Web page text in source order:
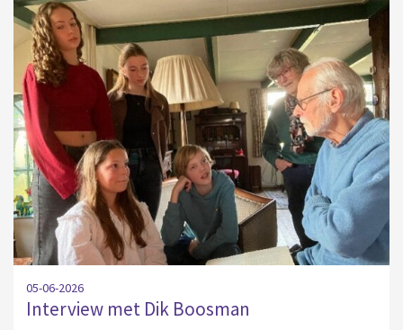
05-06-2026
Interview met Dik Boosman